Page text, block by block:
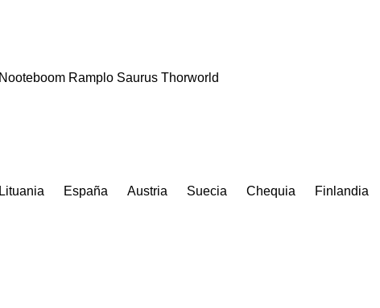
Nooteboom Ramplo Saurus Thorworld
Lituania España Austria Suecia Chequia Finlandia